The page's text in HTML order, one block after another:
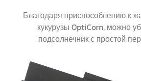
Благодаря приспособлению к
кукурузы OptiCorn, можно
подсолнечник с простой